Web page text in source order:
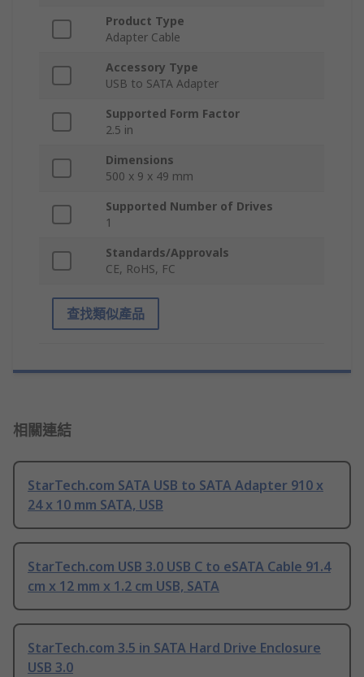
Product Type
Adapter Cable
Accessory Type
USB to SATA Adapter
Supported Form Factor
2.5 in
Dimensions
500 x 9 x 49 mm
Supported Number of Drives
1
Standards/Approvals
CE, RoHS, FC
查找類似產品
相關連結
StarTech.com SATA USB to SATA Adapter 910 x
24 x 10 mm SATA, USB
StarTech.com USB 3.0 USB C to eSATA Cable 91.4
cm x 12 mm x 1.2 cm USB, SATA
StarTech.com 3.5 in SATA Hard Drive Enclosure
USB 3.0